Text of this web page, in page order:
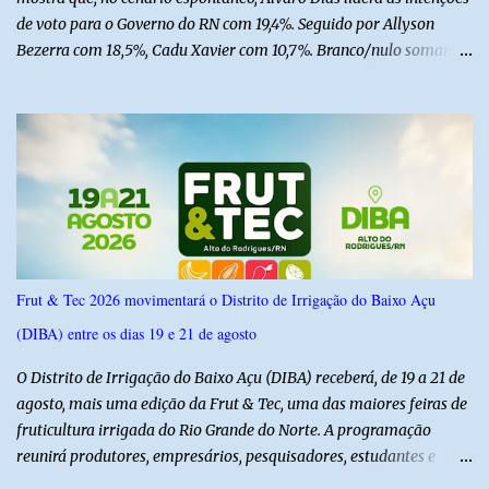
de voto para o Governo do RN com 19,4%. Seguido por Allyson
Bezerra com 18,5%, Cadu Xavier com 10,7%. Branco/nulo somaram
do Norte entre os dias 18 e 22 de junho de 2026. O levantamento
possui margem de erro de 2,5 pontos percentuais e nível de
confiança de 95%. Registro no TSE: RN-09520/2026
Frut & Tec 2026 movimentará o Distrito de Irrigação do Baixo Açu
(DIBA) entre os dias 19 e 21 de agosto
O Distrito de Irrigação do Baixo Açu (DIBA) receberá, de 19 a 21 de
agosto, mais uma edição da Frut & Tec, uma das maiores feiras de
fruticultura irrigada do Rio Grande do Norte. A programação
reunirá produtores, empresários, pesquisadores, estudantes e